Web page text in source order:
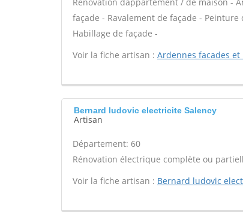
façade - Ravalement de façade -
Habillage de façade -
Voir la fiche artisan : Ardennes facades et
Bernard ludovic electricite Salency
Artisan
Département: 60
Rénovation électrique complète ou
Voir la fiche artisan : Bernard ludovic